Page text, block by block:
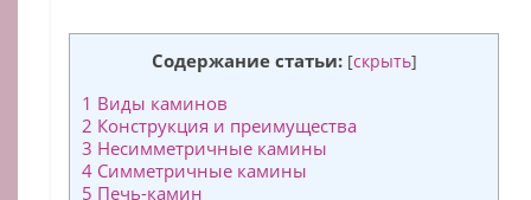
Содержание статьи: [скрыть]
1 Виды каминов
2 Конструкция и преимущества
3 Несимметричные камины
4 Симметричные камины
5 Печь-камин